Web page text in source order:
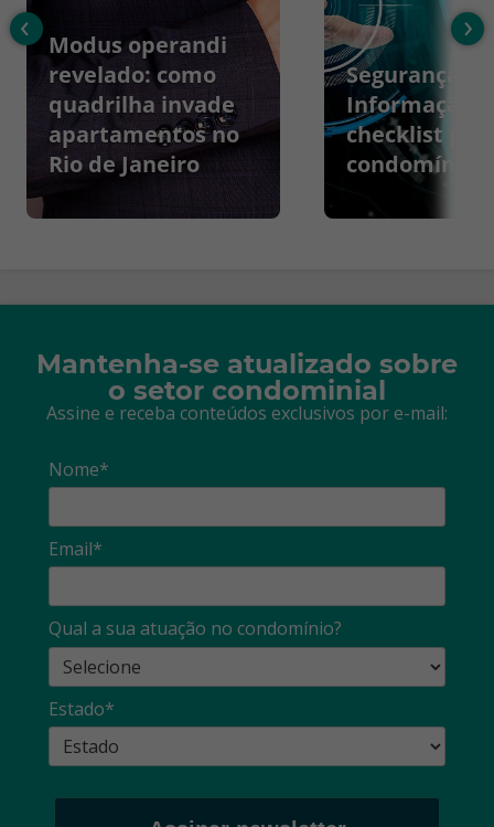
Modus operandi
revelado: como
quadrilha invade
apartamentos no
Rio de Janeiro
Segurança da
Informação:
checklist
condomínios
‹ ›
Mantenha-se atualizado sobre
o setor condominial
Assine e receba conteúdos exclusivos por e-mail:
Nome*
Email*
Qual a sua atuação no condomínio?
Estado*